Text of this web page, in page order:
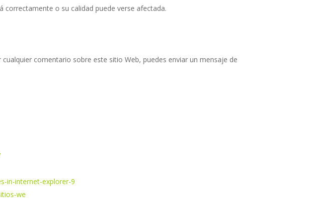
o su calidad puede verse afectada.
comentario sobre este sitio Web, puedes enviar un mensaje de
in-internet-explorer-9
we